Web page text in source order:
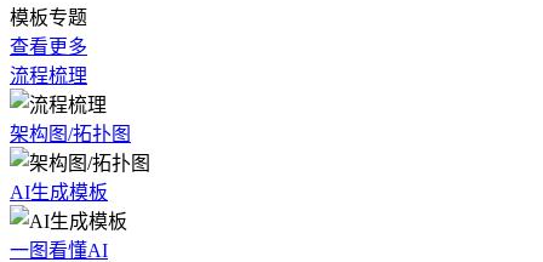
模板专题
查看更多
流程梳理
架构图/拓扑图
AI生成模板
一图看懂AI